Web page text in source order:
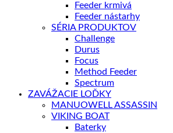
Feeder krmivá
Feeder nástarhy
SÉRIA PRODUKTOV
Challenge
Durus
Focus
Method Feeder
Spectrum
ZAVÁŽACIE LOĎKY
MANUOWELL ASSASSIN
VIKING BOAT
Baterky